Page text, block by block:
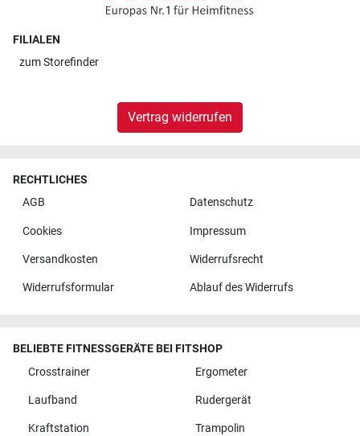
FILIALEN
zumStorefinder
Vertrag widerrufen
RECHTLICHES
AGB
Datenschutz
Cookies Impressum
Versandkosten Widerrufsrecht
Widerrufsformular Ablauf des Widerrufs
BELIEBTE FITNESSGERÄTE BEI FITSHOP
Crosstrainer
Ergometer
Laufband Rudergerät
Kraftstation Trampolin